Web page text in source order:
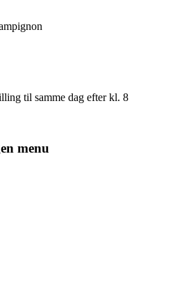
til samme dag efter kl. 8
menu